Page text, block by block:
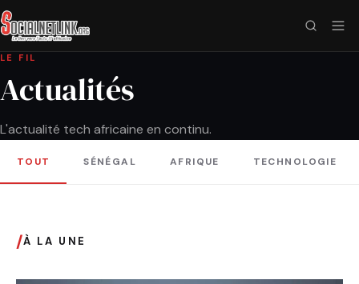
LE FIL
Actualités
L'actualité tech africaine en continu.
TOUT SÉNÉGAL AFRIQUE TECHNOLOGIE
/À LA UNE